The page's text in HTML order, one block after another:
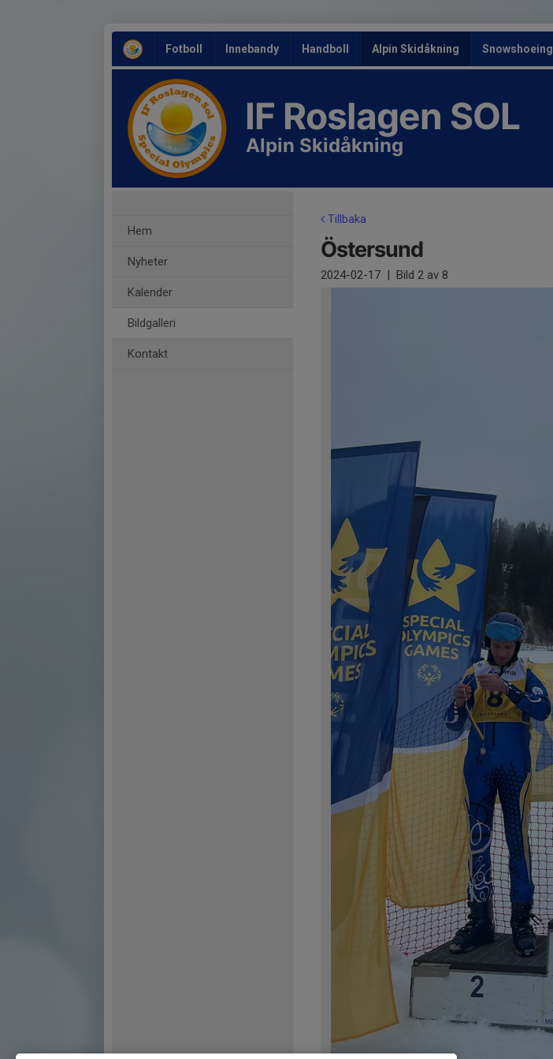
Fotboll Innebandy Handboll Alpin Skidåkning Snowshoeing
IF Roslagen SOL
Alpin Skidåkning
Hem
Nyheter
Kalender
Bildgalleri
Kontakt
Tillbaka
Östersund
2024-02-17 | Bild 2 av 8